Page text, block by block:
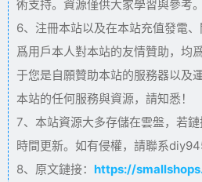
術支持。資源僅供大家學習與參考。
6、注冊本站以及在本站充值發電
爲用戶本人對本站的友情贊助，均
于您是自願贊助本站的服務器以及
本站的任何服務與資源，請知悉！
7、本站資源大多存儲在雲盤，若
時間更新。如有侵權，請聯系
8、原文鏈接： https://